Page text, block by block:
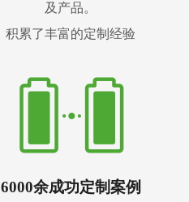
及产品。
积累了丰富的定制经验
6000余成功定制案例